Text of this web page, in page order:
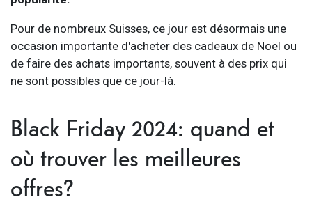
Pour de nombreux Suisses, ce jour est désormais une
occasion importante d'acheter des cadeaux de Noël ou
de faire des achats importants, souvent à des prix qui
ne sont possibles que ce jour-là.
Black Friday 2024: quand et
où trouver les meilleures
offres?